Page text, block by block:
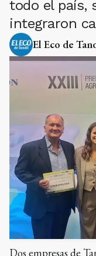
todo el país,
integraron
El Eco de
Dos empresas de